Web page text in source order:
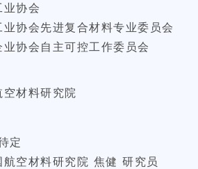
业协会
协会先进复合材料专业委员会
协会自主可控工作委员会
材料研究院
定
空材料研究院 焦健 研究员